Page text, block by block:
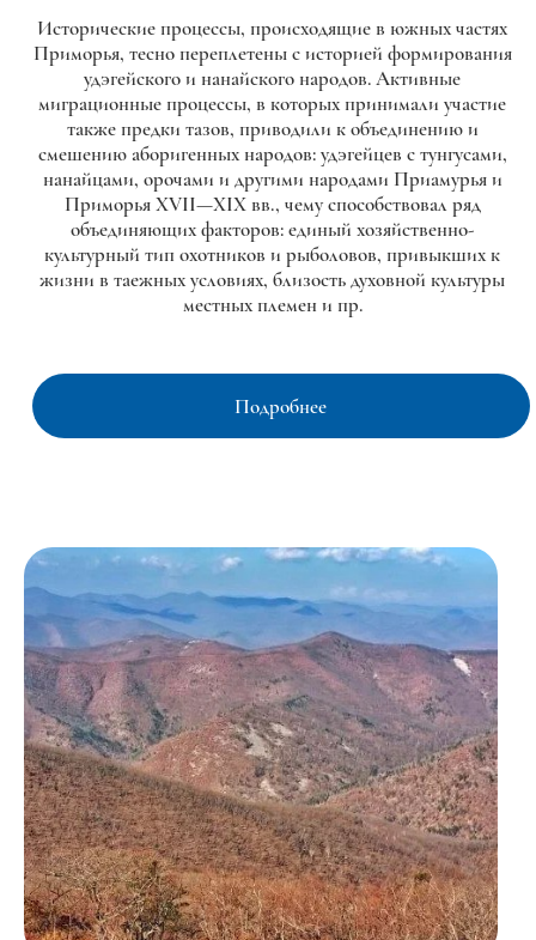
Исторические процессы, происходящие в южных частях
Приморья, тесно переплетены с историей формирования
удэгейского и нанайского народов. Активные
миграционные процессы, в которых принимали участие
также предки тазов, приводили к объединению и
смешению аборигенных народов: удэгейцев с тунгусами,
нанайцами, орочами и другими народами Приамурья и
Приморья XVII—XIX вв., чему способствовал ряд
объединяющих факторов: единый хозяйственно-
культурный тип охотников и рыболовов, привыкших к
жизни в таежных условиях, близость духовной культуры
местных племен и пр.
Подробнее